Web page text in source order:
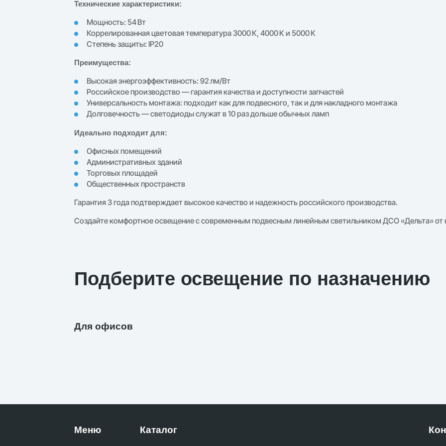
Технические характеристики:
Мощность: 54 Вт
Коррелированная цветовая температура 3000 К, 4000 К и 5000 К
Степень защиты: IP20
Преимущества:
Высокая энергоэффективность: 92 лм/Вт
Российское производство — гарантия качества и доступности запчастей
Универсальность монтажа: подходит как для подвесного, так и для накладного монтажа
Долговечность — светодиоды служат в 10 раз дольше обычных ламп
Идеально подходит для:
Офисных помещений
Административных зданий
Торговых площадей
Общественных пространств
Гарантия 3 года подтверждает высокое качество и надежность российского производства.
Создайте комфортное освещение с современным подвесным линейным светильником ДСО «Дельта» от
Подберите освещение по назначению
Для офисов
Меню Каталог